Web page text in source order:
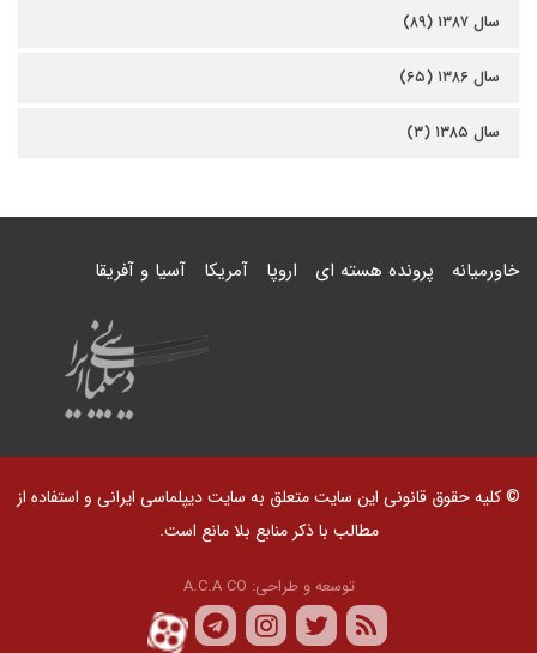
سال ۱۳۸۷ (۸۹)
سال ۱۳۸۶ (۶۵)
سال ۱۳۸۵ (۳)
خاورمیانه پرونده هسته ای اروپا آمریکا آسیا و آفریقا
© کلیه حقوق قانونی این سایت متعلق به سایت دیپلماسی ایرانی و استفاده از
مطالب با ذکر منابع بلا مانع است.
توسعه و طراحی: A.C.A CO